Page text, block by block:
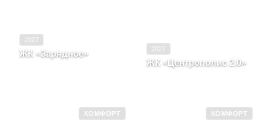
2027
ЖК «Зарядное» 2027
ЖК «Центрополис 2.0»
КОМФОРТ КОМФОРТ